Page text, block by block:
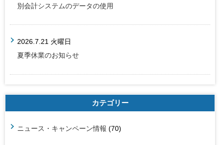
別会計システムのデータの使用
2026.7.21 火曜日
夏季休業のお知らせ
カテゴリー
ニュース・キャンペーン情報 (70)